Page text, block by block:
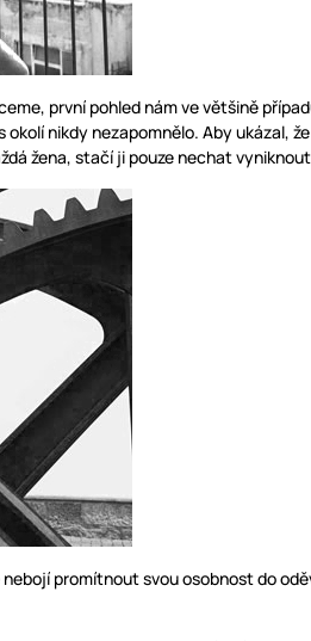
první pohled nám ve většině
nikdy nezapomnělo. Aby ukázal,
žena, stačí ji pouze nechat
promítnout svou osobnost do